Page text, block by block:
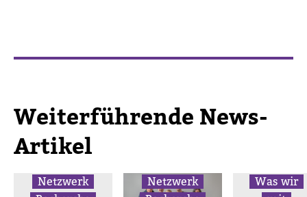
Wei­ter­füh­rende News-​
Artikel
Netz­werk
Netz­werk
Was wir